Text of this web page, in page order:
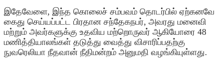
இதேவேளை, இந்த கொலைச் சம்பவம் தொடர்பில் ஏற்கனவே
கைது செய்யப்பட்ட பிரதான சந்தேகநபர், அவரது மனைவி
மற்றும் அவர்களுக்கு உதவிய மற்றொருவர் ஆகியோரை 48
மணித்தியாலங்கள் தடுத்து வைத்து விசாரிப்பதற்கு
நுவரெலியா நீதவான் நீதிமன்றம் அனுமதி வழங்கியுள்ளது.